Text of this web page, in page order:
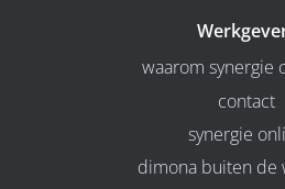
waarom synergie
contact
synergie
dimona buiten de